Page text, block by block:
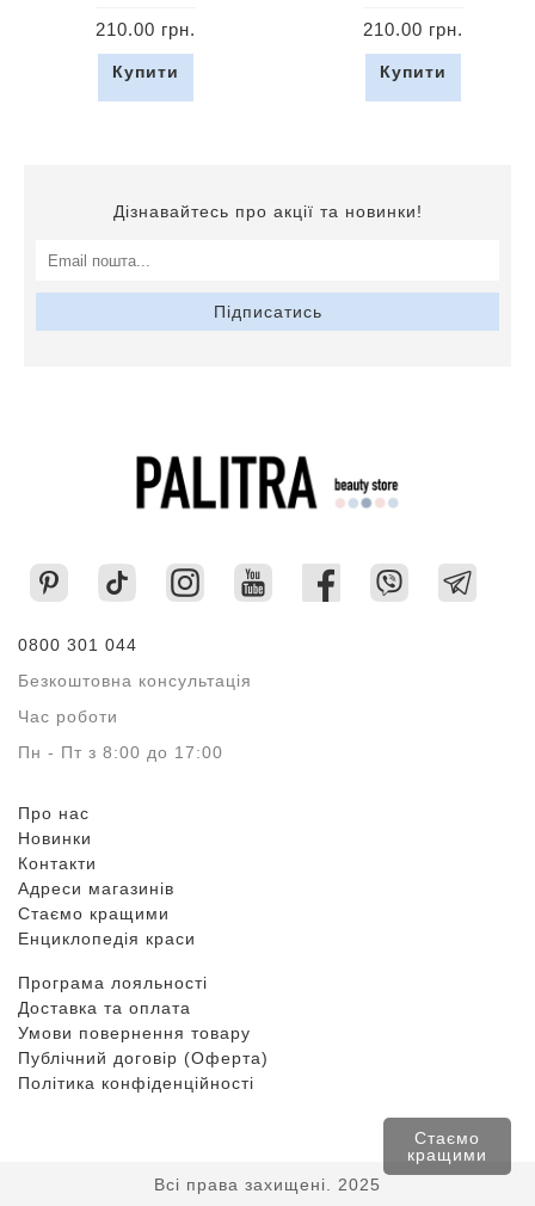
210.00 грн.
Купити
210.00 грн.
Купити
Дізнавайтесь про акції та новинки!
Підписатись
Стаємо
кращими
0800 301 044
Безкоштовна консультація
Час роботи
Пн - Пт з 8:00 до 17:00
Про нас
Новинки
Контакти
Адреси магазинів
Стаємо кращими
Енциклопедія краси
Програма лояльності
Доставка та оплата
Умови повернення товару
Публічний договір (Оферта)
Політика конфіденційності
Всі права захищені. 2025